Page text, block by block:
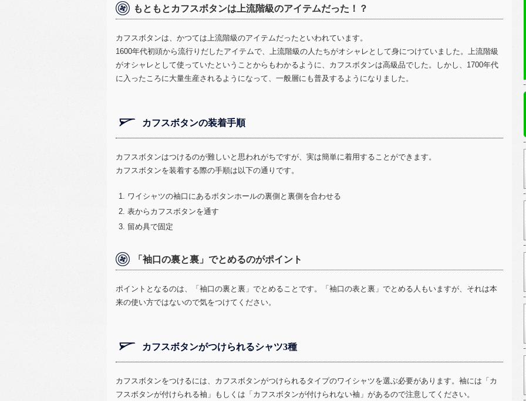
もともとカフスボタンは上流階級のアイテムだった！？
カフスボタンは、かつては上流階級のアイテムだったといわれています。
1600年代初頭から流行りだしたアイテムで、上流階級の人たちがオシャレとして身につけていました。上流階級
がオシャレとして使っていたということからもわかるように、カフスボタンは高級品でした。しかし、1700年代
に入ったころに大量生産されるようになって、一般層にも普及するようになりました。
カフスボタンの装着手順
カフスボタンはつけるのが難しいと思われがちですが、実は簡単に着用することができます。
カフスボタンを装着する際の手順は以下の通りです。
ワイシャツの袖口にあるボタンホールの裏側と裏側を合わせる
表からカフスボタンを通す
留め具で固定
「袖口の裏と裏」でとめるのがポイント
ポイントとなるのは、「袖口の裏と裏」でとめることです。「袖口の表と裏」でとめる人もいますが、それは本
来の使い方ではないので気をつけてください。
カフスボタンがつけられるシャツ3種
カフスボタンをつけるには、カフスボタンがつけられるタイプのワイシャツを選ぶ必要があります。袖には「カ
フスボタンが付けられる袖」もしくは「カフスボタンが付けられない袖」があるので注意してください。